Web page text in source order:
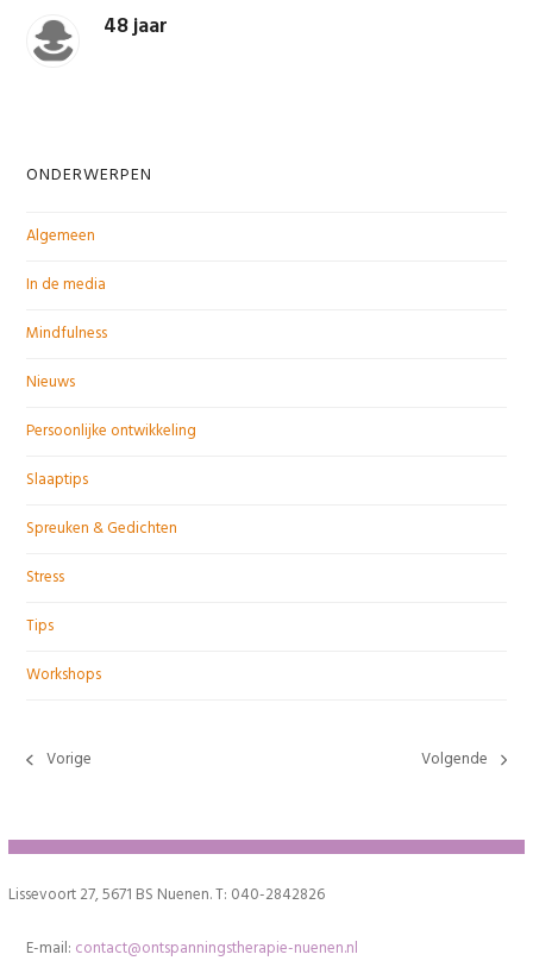
48 jaar
ONDERWERPEN
Algemeen
In de media
Mindfulness
Nieuws
Persoonlijke ontwikkeling
Slaaptips
Spreuken & Gedichten
Stress
Tips
Workshops
previous
Vorige
next
Volgende
Lissevoort 27, 5671 BS Nuenen. T: 040-2842826
E-mail: contact@ontspanningstherapie-nuenen.nl